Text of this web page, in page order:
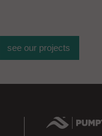
see our projects